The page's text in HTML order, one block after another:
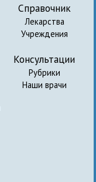
Справочник
Лекарства
Учреждения
Консультации
Рубрики
Наши врачи